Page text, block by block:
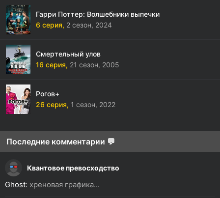
Гарри Поттер: Волшебники выпечки
6 серия, 2 сезон, 2024
Смертельный улов
16 серия, 21 сезон, 2005
Рогов+
26 серия, 1 сезон, 2022
Последние комментарии 💬
Квантовое превосходство
Ghost: хреновая графика...